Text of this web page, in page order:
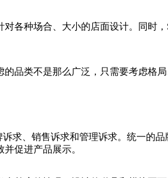
种场合、大小的店面设计。同时
类不是那么广泛，只需要考虑格局
、销售诉求和管理诉求。统一的
促进产品展示。